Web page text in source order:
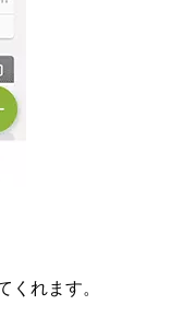
くれます。